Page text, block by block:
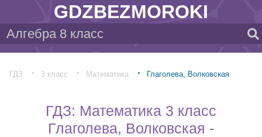
GDZBEZMOROKI
ГДЗ 3 класс Математика Глаголева, Волковская
ГДЗ: Математика 3 класс
Глаголева, Волковская -